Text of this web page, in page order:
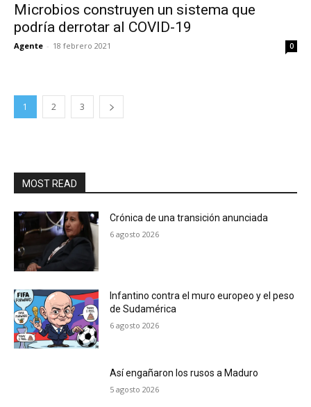
Microbios construyen un sistema que
podría derrotar al COVID-19
Agente - 18 febrero 2021 0
1 2 3
MOST READ
Crónica de una transición anunciada
6 agosto 2026
Infantino contra el muro europeo y el peso
de Sudamérica
6 agosto 2026
Así engañaron los rusos a Maduro
5 agosto 2026